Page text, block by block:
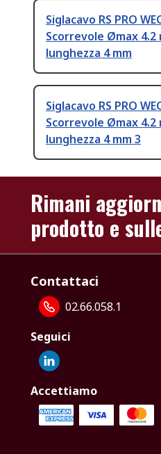
Siglacavo RS PRO
Scorrevole Ømax 4.2
lunghezza 4 mm
Siglacavo RS PRO
Scorrevole Ømax 4.2
lunghezza 4 mm 3
Rimani
prodotto e
Contattaci
02.66.058.1
Seguici
Accettiamo